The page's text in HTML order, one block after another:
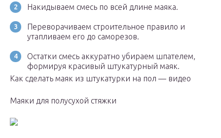
Накидываем смесь по всей длине маяка.
Переворачиваем строительное правило и
утапливаем его до саморезов.
Остатки смесь аккуратно убираем шпателем,
формируя красивый штукатурный маяк.
Как сделать маяк из штукатурки на пол — видео
Маяки для полусухой стяжки